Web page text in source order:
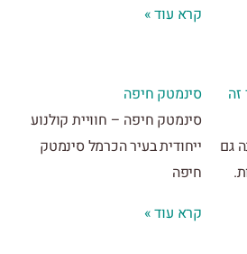
קרא עוד »
סינמטק חיפה
סינמטק חיפה – חוויית קולנוע
ייחודית בעיר הכרמל סינמטק
חיפה
קרא עוד »